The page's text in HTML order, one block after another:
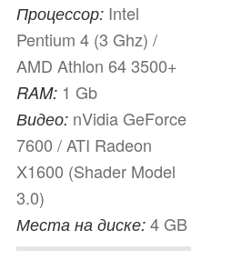
Процессор: Intel
Pentium 4 (3 Ghz) /
AMD Athlon 64 3500+
RAM: 1 Gb
Видео: nVidia GeForce
7600 / ATI Radeon
X1600 (Shader Model
3.0)
Места на диске: 4 GB